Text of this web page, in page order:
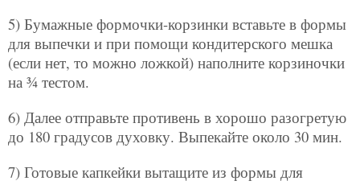
5) Бумажные формочки-корзинки вставьте в формы
для выпечки и при помощи кондитерского мешка
(если нет, то можно ложкой) наполните корзиночки
на ¾ тестом.
6) Далее отправьте противень в хорошо разогретую
до 180 градусов духовку. Выпекайте около 30 мин.
7) Готовые капкейки вытащите из формы для